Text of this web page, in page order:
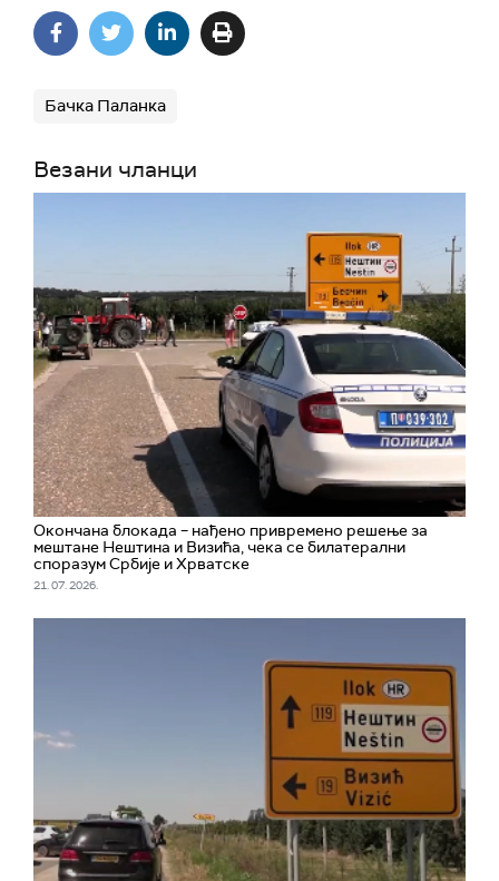
Бачка Паланка
Везани чланци
Окончана блокада – нађено привремено решење за
мештане Нештина и Визића, чека се билатерални
споразум Србије и Хрватске
21. 07. 2026.